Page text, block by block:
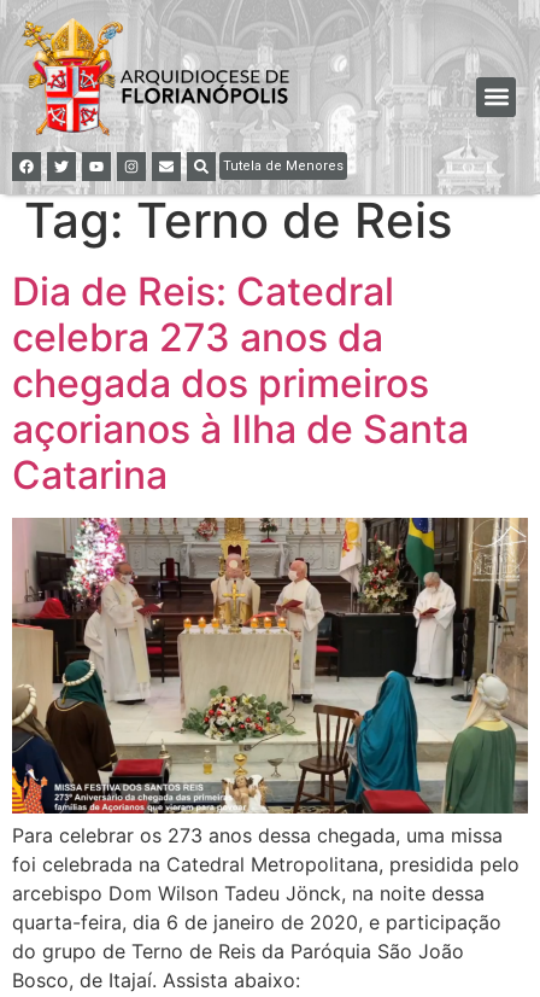
Tutela de Menores
Tag: Terno de Reis
Dia de Reis: Catedral
celebra 273 anos da
chegada dos primeiros
açorianos à Ilha de Santa
Catarina
Para celebrar os 273 anos dessa chegada, uma missa
foi celebrada na Catedral Metropolitana, presidida pelo
arcebispo Dom Wilson Tadeu Jönck, na noite dessa
quarta-feira, dia 6 de janeiro de 2020, e participação
do grupo de Terno de Reis da Paróquia São João
Bosco, de Itajaí. Assista abaixo: